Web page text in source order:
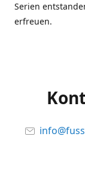
Serien
erfreuen.